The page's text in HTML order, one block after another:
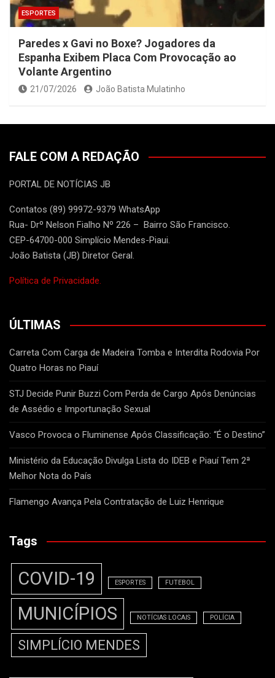
ESPORTES
Paredes x Gavi no Boxe? Jogadores da
Espanha Exibem Placa Com Provocação ao
Volante Argentino
21/07/2026 João Batista Mulatinho
FALE COM A REDAÇÃO
PORTAL DE NOTÍCIAS JB
Contatos (89) 99972-9379 WhatsApp
Rua- Drº Nelson Fialho Nº 226 – Bairro São Francisco.
CEP-64700-000 Simplício Mendes-Piaui.
João Batista (JB) Diretor Geral.
Política de Privacidade.
ÚLTIMAS
Carreta Com Carga de Madeira Tomba e Interdita Rodovia Por
Quatro Horas no Piauí
STJ Decide Punir Buzzi Com Perda de Cargo Após Denúncias
de Assédio e Importunação Sexual
Vasco Provoca o Fluminense Após Classificação: “É o Destino”
Ministério da Educação Divulga Lista do IDEB e Piauí Tem 2ª
Melhor Nota do País
Flamengo Avança Pela Contratação de Luiz Henrique
Tags
COVID-19 ESPORTES FUTEBOL
MUNICÍPIOS NOTÍCIAS LOCAIS POLÍCIA
SIMPLÍCIO MENDES